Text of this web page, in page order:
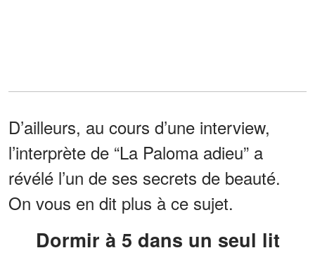
D’ailleurs, au cours d’une interview,
l’interprète de “La Paloma adieu” a
révélé l’un de ses secrets de beauté.
On vous en dit plus à ce sujet.
Dormir à 5 dans un seul lit